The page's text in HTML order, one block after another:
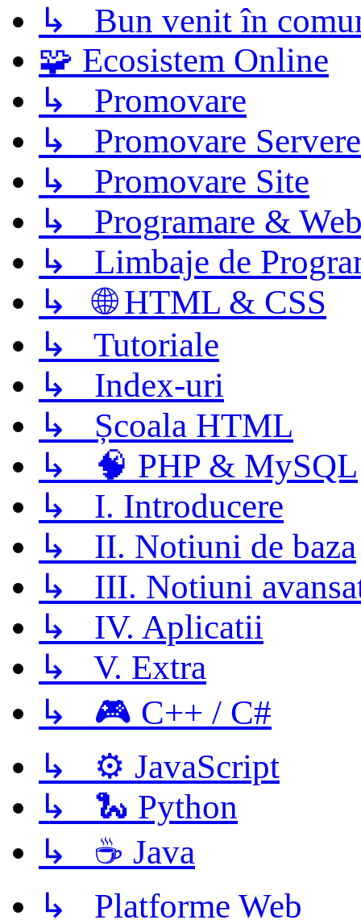
↳ Bun venit în
🧩 Ecosistem Online
↳ Promovare
↳ Promovare Servere
↳ Promovare Site
↳ Programare &
↳ Limbaje de
↳ 🌐 HTML & CSS
↳ Tutoriale
↳ Index-uri
↳ Școala HTML
↳ 🧠 PHP & MySQL
↳ I. Introducere
↳ II. Notiuni de baza
↳ III. Notiuni
↳ IV. Aplicatii
↳ V. Extra
↳ 🎮 C++ / C#
↳ ⚙️ JavaScript
↳ 🐍 Python
↳ ☕ Java
↳ Platforme Web